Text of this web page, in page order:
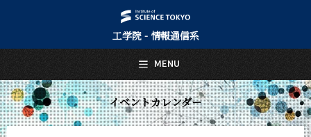
工学院 - 情報通信系
イベントカレンダー
MENU
日本語 English
トップページ
Top Page
情報通信系について
About Us